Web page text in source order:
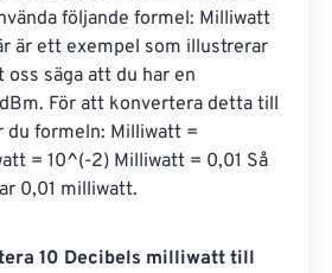
följande formel: Milliwatt
är ett exempel som illustrerar
oss säga att du har en
För att konvertera detta till
du formeln: Milliwatt =
= 10^(-2) Milliwatt = 0,01 Så
0,01 milliwatt.
10 Decibels milliwatt till